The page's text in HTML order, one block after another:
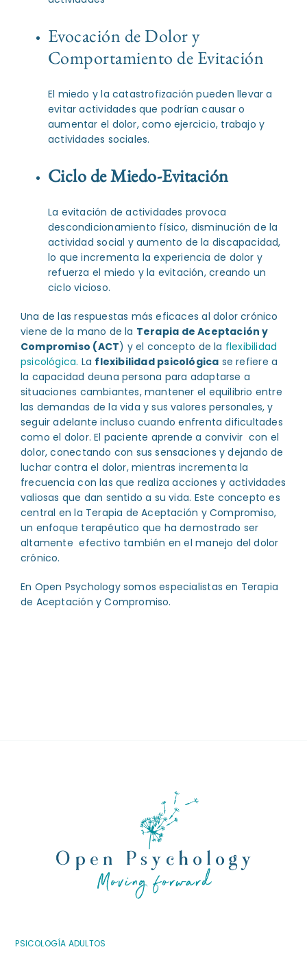
Evocación de Dolor y
Comportamiento de Evitación
El miedo y la catastrofización pueden llevar a
evitar actividades que podrían causar o
aumentar el dolor, como ejercicio, trabajo y
actividades sociales.
Ciclo de Miedo-Evitación
La evitación de actividades provoca
descondicionamiento físico, disminución de la
actividad social y aumento de la discapacidad,
lo que incrementa la experiencia de dolor y
refuerza el miedo y la evitación, creando un
ciclo vicioso.
Una de las respuestas más eficaces al dolor crónico
viene de la mano de la Terapia de Aceptación y
Compromiso (ACT) y el concepto de la flexibilidad
psicológica. La flexibilidad psicológica se refiere a
la capacidad deuna persona para adaptarse a
situaciones cambiantes, mantener el equilibrio entre
las demandas de la vida y sus valores personales, y
seguir adelante incluso cuando enfrenta dificultades
como el dolor. El paciente aprende a convivir con el
dolor, conectando con sus sensaciones y dejando de
luchar contra el dolor, mientras incrementa la
frecuencia con las que realiza acciones y actividades
valiosas que dan sentido a su vida. Este concepto es
central en la Terapia de Aceptación y Compromiso,
un enfoque terapéutico que ha demostrado ser
altamente efectivo también en el manejo del dolor
crónico.
En Open Psychology somos especialistas en Terapia
de Aceptación y Compromiso.
PSICOLOGÍA ADULTOS